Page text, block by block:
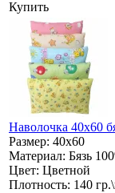
Купить
Наволочка 40х60
Размер: 40х60
Материал: Бязь
Цвет: Цветной
Плотность: 140